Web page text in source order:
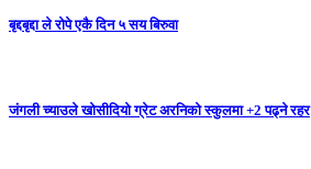
बृद्दबृद्दा ले रोपे एकै दिन ५ सय बिरुवा
जंगली च्याउले खोसीदियो ग्रेट अरनिको स्कुलमा +2 पढ्ने रहर